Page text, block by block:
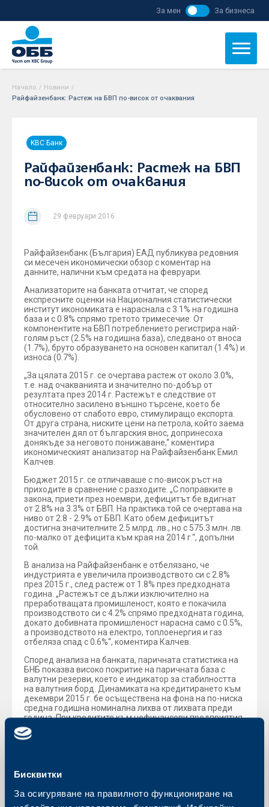
Бисквитки
За осигуряване на правилното функциониране на
За мен За бизнеса
Начало / Новини /
Райфайзенбанк: Растеж на БВП по-висок от очаквания
KBC Банк
Райфайзенбанк: Растеж на БВП
по-висок от очаквания
29 февруари 2016
Райфайзенбанк (България) ЕАД публикува редовния
си месечен икономически обзор с коментар на
данните, налични към средата на февруари.
Анализаторите на банката отчитат, че според
експресните оценки на Националния статистически
институт икономиката е нараснала с 3.1% на годишна
база и с 0.8% спрямо третото тримесечие. От
компонентите на БВП потреблението регистрира най-
голям ръст (2.5% на годишна база), следвано от вноса
(1.7%), бруто образуването на основен капитал (1.4%) и
износа (0.7%).
„За цялата 2015 г. се очертава растеж от около 3.0%,
т.е. над очакванията и значително по-добър от
резултата през 2014 г. Растежът е следствие от
относително засилено външно търсене, което бе
обусловено от слабото евро, стимулиращо експорта.
От друга страна, ниските цени на петрола, който заема
значителен дял от българския внос, допринесоха
донякъде за неговото понижаване,“ коментира
икономическият анализатор на Райфайзенбанк Емил
Калчев.
Бюджет 2015 г. се отличаваше с по-висок ръст на
приходите в сравнение с разходите. „С поправките в
закона, приети през ноември, дефицитът бе вдигнат
от 2.8% на 3.3% от БВП. На практика той се очертава на
ниво от 2.8 - 2.9% от БВП. Като обем дефицитът
достигна значителните 2.5 млрд. лв., но с 575.3 млн. лв.
по-малко от дефицита към края на 2014 г.“, допълни
той.
В анализа на Райфайзенбанк е отбелязано, че
индустрията е увеличила производството си с 2.8%
през 2015 г., след растеж от 1.8% през предходната
година. „Растежът се дължи изключително на
преработващата промишленост, която е покачила
производството си с 4.2% спрямо предходната година,
докато добивната промишленост нарасна само с 0.5%,
а производството на електро, топлоенергия и газ
отбеляза спад с 0.6%“, коментира Калчев.
Според анализа на банката, паричната статистика на
БНБ показва високо покритие на паричната база с
валутни резерви, което е индикатор за стабилността
на валутния борд. Динамиката на кредитирането към
декември 2015 г. бе осъществена на фона на по-ниска
среднa годишна номинална лихва от лихвата преди
година. При кредитите към нефинансови предприятия
тя достигна 5.0% годишно, което е с 1.3 пр.п. по-малко
от нивото от декември 2014 г. Лихвата по
Обратно към всички новини